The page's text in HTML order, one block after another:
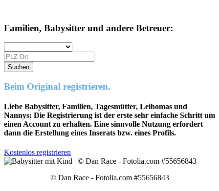
Familien, Babysitter und andere Betreuer:
Beim Original registrieren.
Liebe Babysitter, Familien, Tagesmütter, Leihomas und
Nannys: Die Registrierung ist der erste sehr einfache Schritt um
einen Account zu erhalten. Eine sinnvolle Nutzung erfordert
dann die Erstellung eines Inserats bzw. eines Profils.
Kostenlos registrieren
© Dan Race - Fotolia.com #55656843